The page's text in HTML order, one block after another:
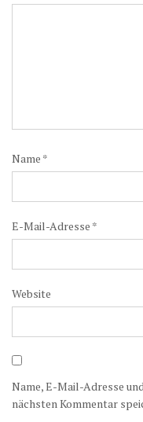
Name *
E-Mail-Adresse *
Website
Name, E-Mail-Adresse
nächsten Kommentar